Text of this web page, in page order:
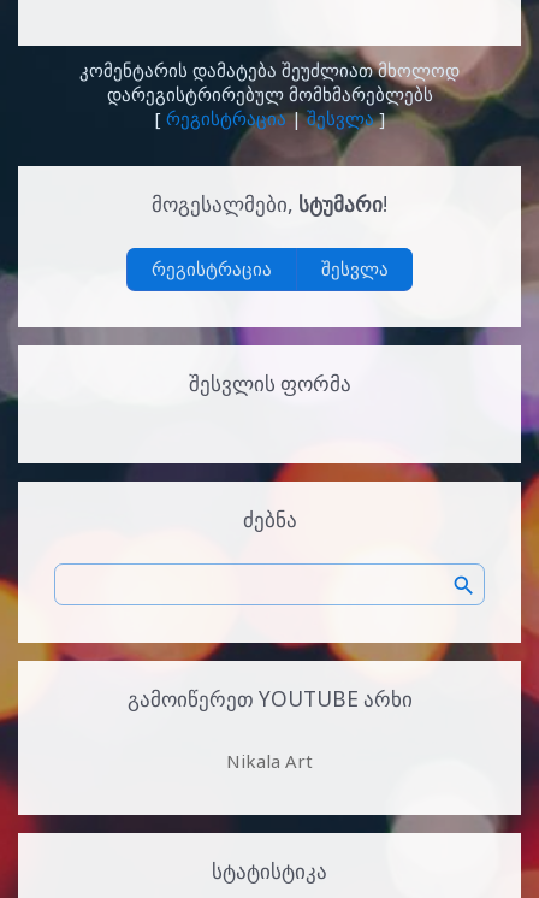
კომენტარის დამატება შეუძლიათ მხოლოდ
დარეგისტრირებულ მომხმარებლებს
[ რეგისტრაცია|შესვლა]
ᲛᲝᲒᲔᲡᲐᲚᲛᲔᲑᲘ, ᲡᲢᲣᲛᲐᲠᲘ!
რეგისტრაცია შესვლა
ᲨᲔᲡᲕᲚᲘᲡ ᲤᲝᲠᲛᲐ
ᲫᲔᲑᲜᲐ
ᲒᲐᲛᲝᲘᲬᲔᲠᲔᲗ YOUTUBE ᲐᲠᲮᲘ
Nikala Art
ᲡᲢᲐᲢᲘᲡᲢᲘᲙᲐ